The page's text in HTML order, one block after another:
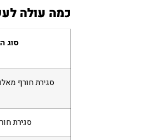
כמה עולה
סוג
סגירת חורף
סגירת